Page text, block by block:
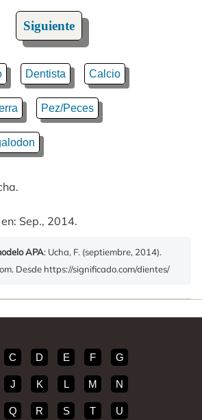
Siguiente
Dentista Calcio
Pez/Peces
Sep., 2014.
APA: Ucha, F. (septiembre, 2014).
Desde https://significado.com/dientes/
C D E F G
J K L M N
Q R S T U